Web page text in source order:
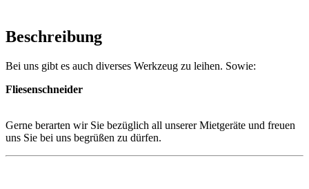
Beschreibung
Bei uns gibt es auch diverses Werkzeug zu leihen. Sowie:
Fliesenschneider
Gerne berarten wir Sie bezüglich all unserer Mietgeräte und freuen
uns Sie bei uns begrüßen zu dürfen.